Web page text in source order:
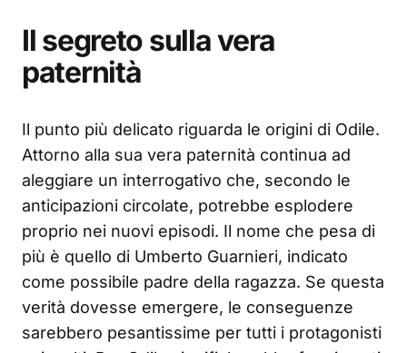
Il segreto sulla vera
paternità
Il punto più delicato riguarda le origini di Odile.
Attorno alla sua vera paternità continua ad
aleggiare un interrogativo che, secondo le
anticipazioni circolate, potrebbe esplodere
proprio nei nuovi episodi. Il nome che pesa di
più è quello di Umberto Guarnieri, indicato
come possibile padre della ragazza. Se questa
verità dovesse emergere, le conseguenze
sarebbero pesantissime per tutti i protagonisti